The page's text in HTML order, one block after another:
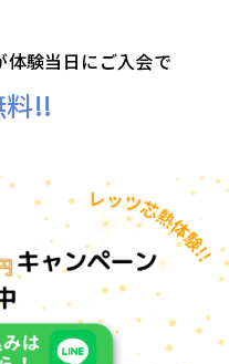
体験当日にご入会で
料!!